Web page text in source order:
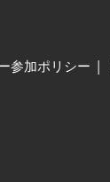
参加ポリシー